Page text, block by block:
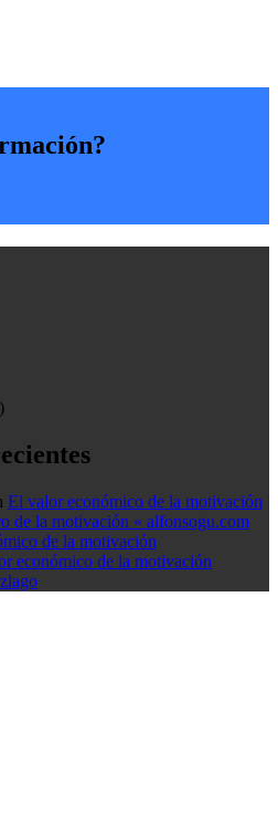
El valor económico de la motivación
de la motivación « alfonsogu.com
de la motivación
económico de la motivación